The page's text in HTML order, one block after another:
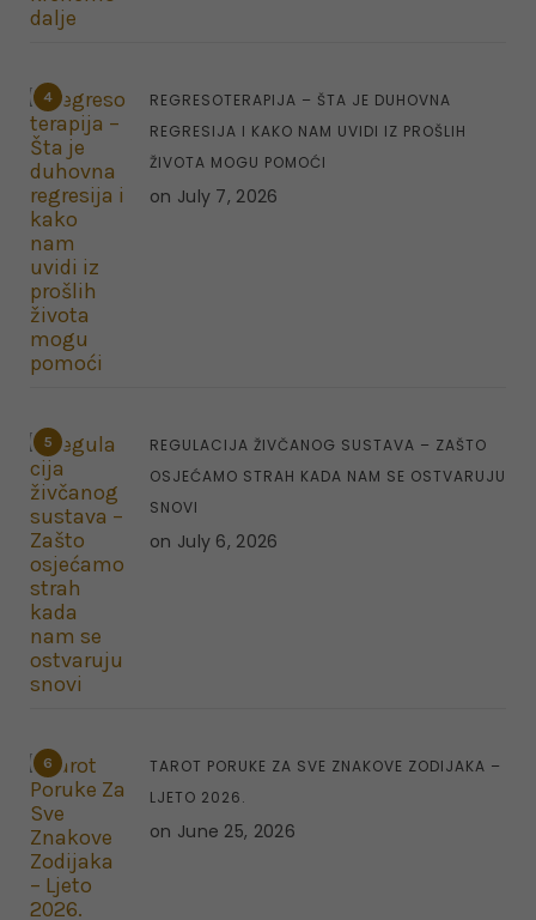
4
REGRESOTERAPIJA – ŠTA JE DUHOVNA
REGRESIJA I KAKO NAM UVIDI IZ PROŠLIH
ŽIVOTA MOGU POMOĆI
on July 7, 2026
5
REGULACIJA ŽIVČANOG SUSTAVA – ZAŠTO
OSJEĆAMO STRAH KADA NAM SE OSTVARUJU
SNOVI
on July 6, 2026
6
TAROT PORUKE ZA SVE ZNAKOVE ZODIJAKA –
LJETO 2026.
on June 25, 2026